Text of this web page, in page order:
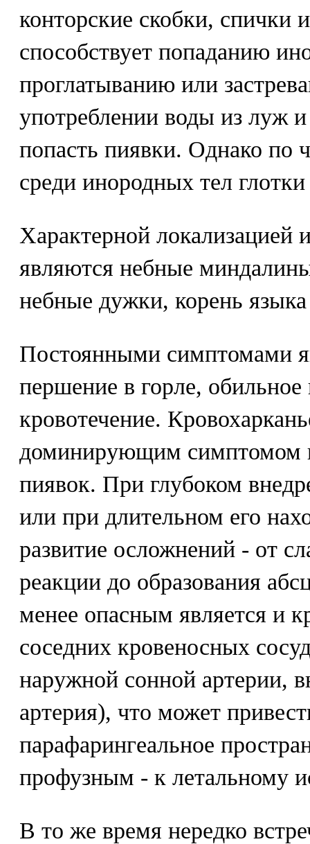
конторские скобки, спички
способствует попаданию
проглатыванию или
употреблении воды из луж
попасть пиявки. Однако по
среди инородных тел
Характерной локализацией
являются небные
небные дужки, корень
Постоянными симптомами
першение в горле,
кровотечение.
доминирующим симптомом
пиявок. При глубоком
или при длительном его
развитие осложнений - от
реакции до образования
менее опасным является и
соседних кровеносных
наружной сонной артерии,
артерия), что может
парафарингеальное
профузным - к летальному
В то же время нередко